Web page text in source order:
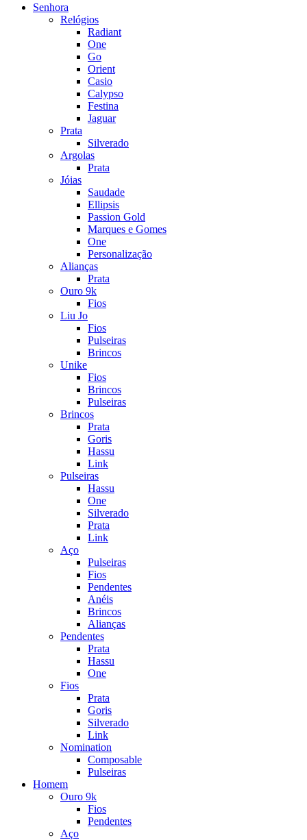
Senhora
Relógios
Radiant
One
Go
Orient
Casio
Calypso
Festina
Jaguar
Prata
Silverado
Argolas
Prata
Jóias
Saudade
Ellipsis
Passion Gold
Marques e Gomes
One
Personalização
Alianças
Prata
Ouro 9k
Fios
Liu Jo
Fios
Pulseiras
Brincos
Unike
Fios
Brincos
Pulseiras
Brincos
Prata
Goris
Hassu
Link
Pulseiras
Hassu
One
Silverado
Prata
Link
Aço
Pulseiras
Fios
Pendentes
Anéis
Brincos
Alianças
Pendentes
Prata
Hassu
One
Fios
Prata
Goris
Silverado
Link
Nomination
Composable
Pulseiras
Homem
Ouro 9k
Fios
Pendentes
Aço